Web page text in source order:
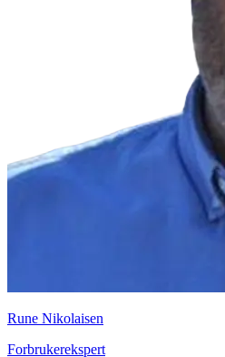
Rune Nikolaisen
Forbrukerekspert